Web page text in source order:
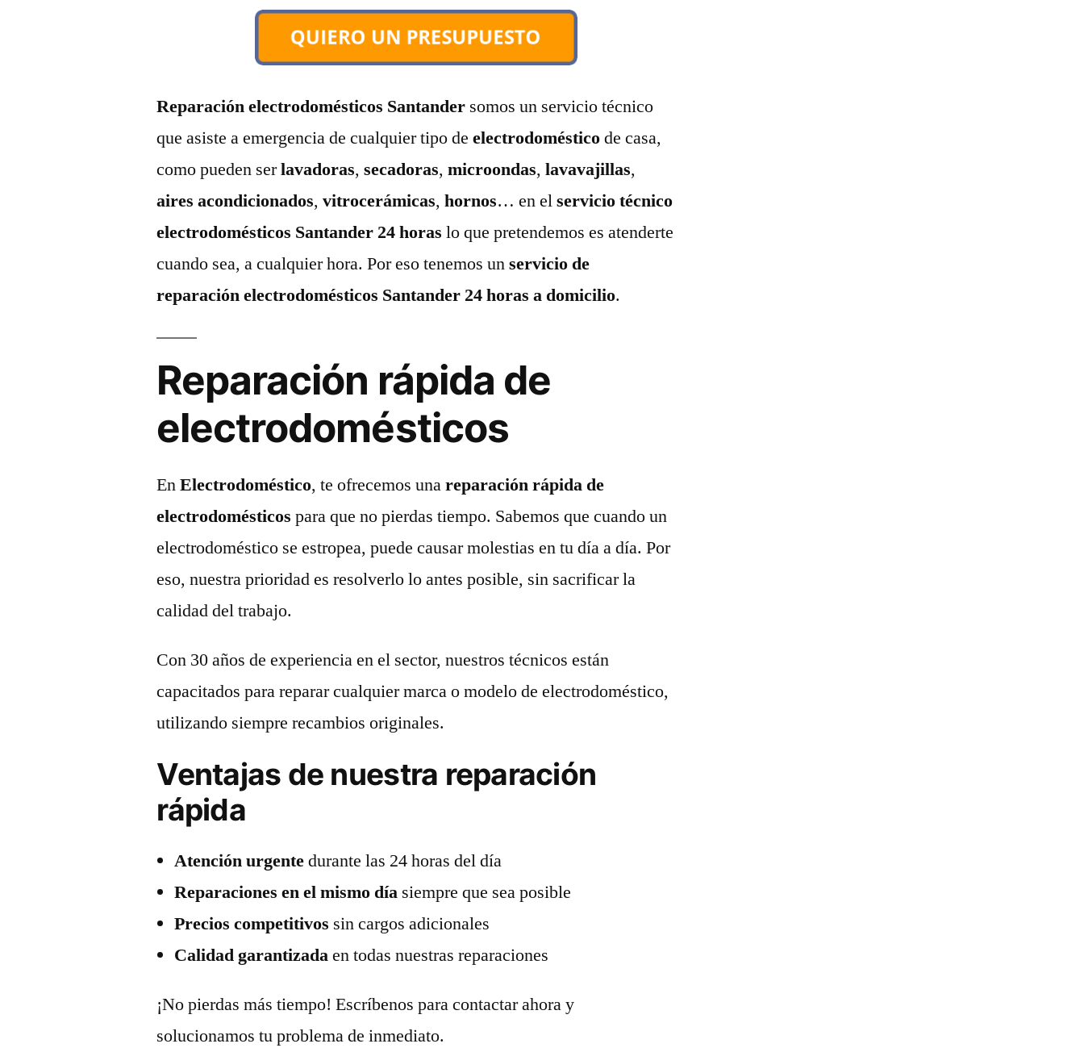
Reparación electrodomésticos Santander somos un servicio técnico
que asiste a emergencia de cualquier tipo deelectrodomésticode casa,
como pueden serlavadoras,secadoras,microondas,lavavajillas,
aires acondicionados,vitrocerámicas,hornos… en elservicio técnico
electrodomésticos Santander 24 horas lo que pretendemos es atenderte
cuando sea, a cualquier hora. Por eso tenemos unservicio de
reparación electrodomésticos Santander 24 horas a domicilio.
Reparación rápida de
electrodomésticos
EnElectrodoméstico, te ofrecemos unareparación rápida de
electrodomésticos para que no pierdas tiempo. Sabemos que cuando un
electrodoméstico se estropea, puede causar molestias en tu día a día. Por
eso, nuestra prioridad es resolverlo lo antes posible, sin sacrificar la
calidad del trabajo.
Con 30 años de experiencia en el sector, nuestros técnicos están
capacitados para reparar cualquier marca o modelo de electrodoméstico,
utilizando siempre recambios originales.
Ventajas de nuestra reparación
rápida
Atención urgentedurante las 24 horas del día
Reparaciones en el mismo día siempre que sea posible
Precios competitivos sin cargos adicionales
Calidad garantizadaen todas nuestras reparaciones
¡No pierdas más tiempo! Escríbenos para contactar ahora y
solucionamos tu problema de inmediato.